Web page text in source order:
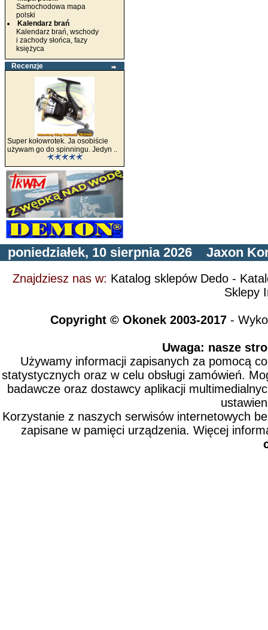
Samochodowa mapa
polski
Kalendarz brań
Kalendarz brań, wschody
i zachody słońca, fazy
księżyca
Recenzje
Super kołowrotek. Ja osobiście
używam go do spinningu. Jedyn ..
poniedziałek, 10 sierpnia 2026 Jaxon
Znajdziesz nas w: Katalog sklepów Dedo -
Sklepy
Copyright © Okonek 2003-2017-
Uwaga: nasze
Używamy informacji zapisanych za pomocą
statystycznych oraz w celu obsługi zamówień.
badawcze oraz dostawcy aplikacji
Korzystanie z naszych serwisów internetowych
zapisane w pamięci urządzenia. Więcej